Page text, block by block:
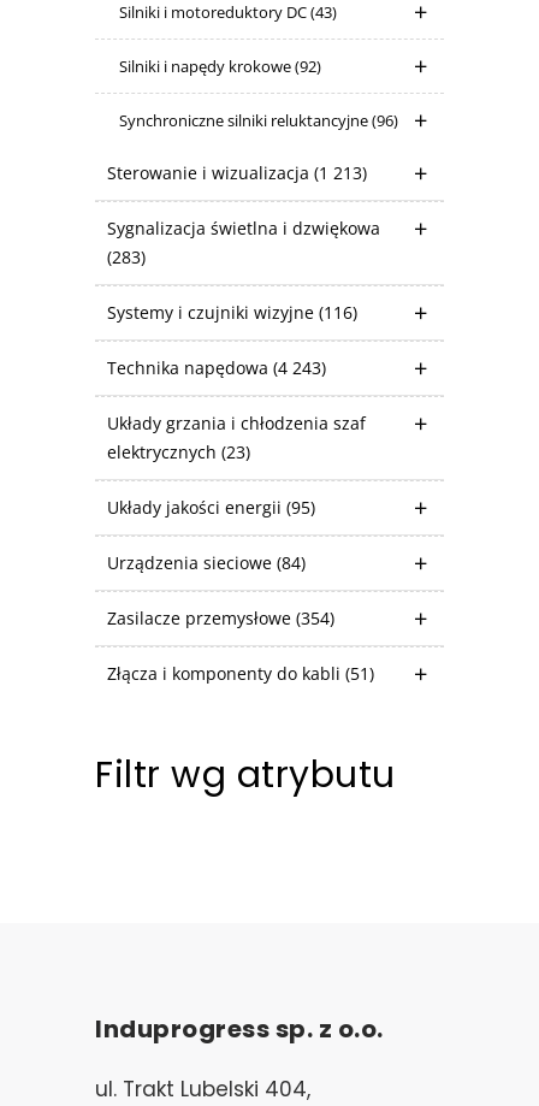
Silniki i motoreduktory DC(43)
Silniki i napędy krokowe(92)
Synchroniczne silniki reluktancyjne(96)
Sterowanie i wizualizacja (1 213)
Sygnalizacja świetlna i dzwiękowa
(283)
Systemy i czujniki wizyjne (116)
Technika napędowa (4 243)
Układy grzania i chłodzenia szaf
elektrycznych (23)
Układy jakości energii (95)
Urządzenia sieciowe (84)
Zasilacze przemysłowe (354)
Złącza i komponenty do kabli (51)
Filtr wg atrybutu
Induprogress sp. z o.o.
ul. Trakt Lubelski 404,